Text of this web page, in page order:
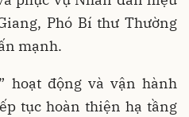
Phó Bí thư Thường
mạnh.
hoạt động và vận hành
tục hoàn thiện hạ tầng